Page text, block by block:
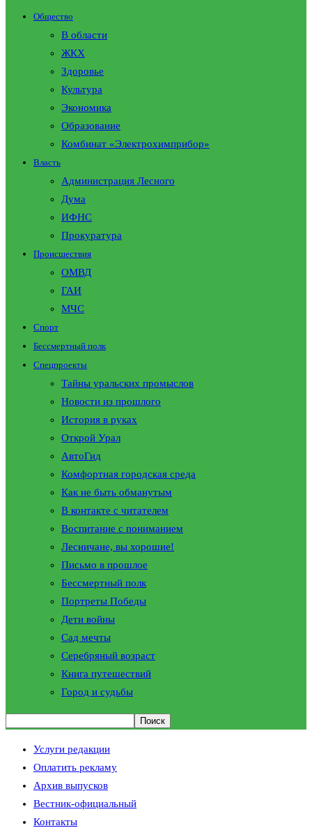
Общество
В области
ЖКХ
Здоровье
Культура
Экономика
Образование
Комбинат «Электрохимприбор»
Власть
Администрация Лесного
Дума
ИФНС
Прокуратура
Происшествия
ОМВД
ГАИ
МЧС
Спорт
Бессмертный полк
Спецпроекты
Тайны уральских промыслов
Новости из прошлого
История в руках
Открой Урал
АвтоГид
Комфортная городская среда
Как не быть обманутым
В контакте с читателем
Воспитание с пониманием
Лесничане, вы хорошие!
Письмо в прошлое
Бессмертный полк
Портреты Победы
Дети войны
Сад мечты
Серебряный возраст
Книга путешествий
Город и судьбы
Услуги редакции
Оплатить рекламу
Архив выпусков
Вестник-официальный
Контакты